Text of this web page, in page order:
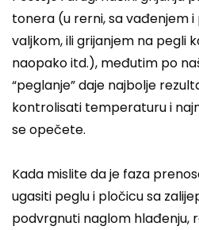
tonera (u rerni, sa vađenjem
valjkom, ili grijanjem na pegli
naopako itd.), međutim po
“peglanje” daje najbolje
kontrolisati temperaturu i
se opečete.
Kada mislite da je faza
ugasiti peglu i pločicu sa
podvrgnuti naglom hlađenju,